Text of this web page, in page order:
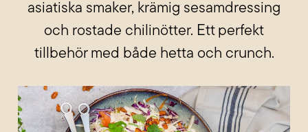
asiatiska smaker, krämig sesamdressing
och rostade chilinötter. Ett perfekt
tillbehör med både hetta och crunch.